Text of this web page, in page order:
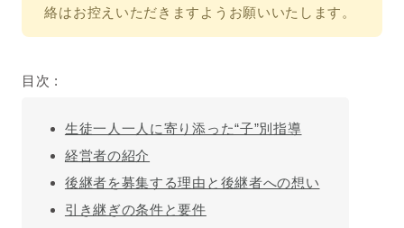
絡はお控えいただきますようお願いいたします。
目次 :
生徒一人一人に寄り添った“子”別指導
経営者の紹介
後継者を募集する理由と後継者への想い
引き継ぎの条件と要件